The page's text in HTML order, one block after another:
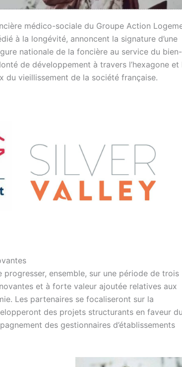
médico-sociale du Groupe Action
à la longévité, annoncent la signature d’une
nationale de la foncière au service du bien-
de développement à travers l’hexagone et
du vieillissement de la société française.
ensemble, sur une période de trois
et à forte valeur ajoutée relatives aux
Les partenaires se focaliseront sur la
des projets structurants en faveur du
des gestionnaires d’établissements